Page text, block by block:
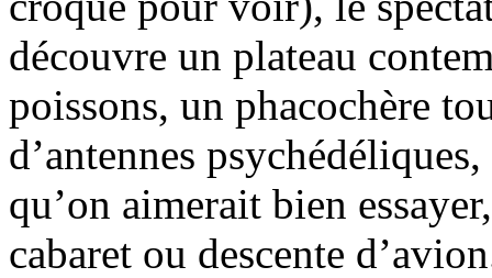
découvre un plateau
poissons, un phacochère
d’antennes
qu’on aimerait bien
cabaret ou descente